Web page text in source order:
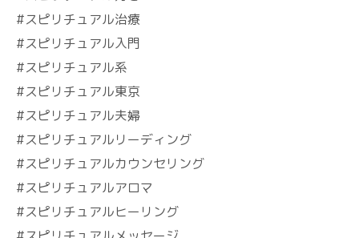
#スピリチュアル治療
#スピリチュアル入門
#スピリチュアル系
#スピリチュアル東京
#スピリチュアル夫婦
#スピリチュアルリーディング
#スピリチュアルカウンセリング
#スピリチュアルアロマ
#スピリチュアルヒーリング